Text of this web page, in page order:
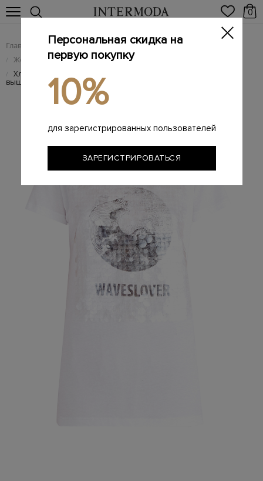
0
Главная Женщинам / Женская одежда
/ Женские футболки
/ Хлопковая футболка с черно-белой аппликацией и
вышивкой пайетками
Персональная скидка на
первую покупку
10%
для зарегистрированных пользователей
ЗАРЕГИСТРИРОВАТЬСЯ